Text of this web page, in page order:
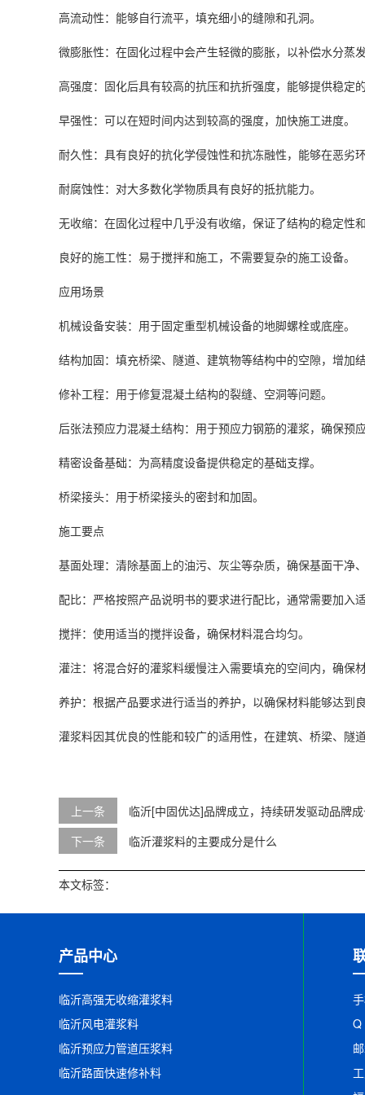
高流动性：能够自行流平，填充细小的缝隙和孔洞。
微膨胀性：在固化过程中会产生轻微的膨胀，以补偿水分蒸
高强度：固化后具有较高的抗压和抗折强度，能够提供稳定
早强性：可以在短时间内达到较高的强度，加快施工进度。
耐久性：具有良好的抗化学侵蚀性和抗冻融性，能够在恶劣
耐腐蚀性：对大多数化学物质具有良好的抵抗能力。
无收缩：在固化过程中几乎没有收缩，保证了结构的稳定性
良好的施工性：易于搅拌和施工，不需要复杂的施工设备。
应用场景
机械设备安装：用于固定重型机械设备的地脚螺栓或底座。
结构加固：填充桥梁、隧道、建筑物等结构中的空隙，增加
修补工程：用于修复混凝土结构的裂缝、空洞等问题。
后张法预应力混凝土结构：用于预应力钢筋的灌浆，确保预
精密设备基础：为高精度设备提供稳定的基础支撑。
桥梁接头：用于桥梁接头的密封和加固。
施工要点
基面处理：清除基面上的油污、灰尘等杂质，确保基面干净
配比：严格按照产品说明书的要求进行配比，通常需要加入
搅拌：使用适当的搅拌设备，确保材料混合均匀。
灌注：将混合好的灌浆料缓慢注入需要填充的空间内，确保
养护：根据产品要求进行适当的养护，以确保材料能够达到
灌浆料因其优良的性能和较广的适用性，在建筑、桥梁、隧
上一条
临沂[中固优达]品牌成立，持续研发驱动品牌
下一条
临沂灌浆料的主要成分是什么
本文标签：
产品中心
临沂高强无收缩灌浆料
临沂风电灌浆料
临沂预应力管道压浆料
临沂路面快速修补料
Q